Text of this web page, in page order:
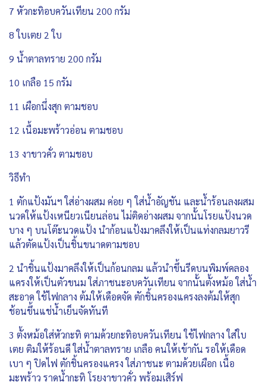
7 หัวกะทิอบควันเทียน 200 กรัม
8 ใบเตย 2 ใบ
9 น้ำตาลทราย 200 กรัม
10 เกลือ 15 กรัม
11 เผือกนึ่งสุก ตามชอบ
12 เนื้อมะพร้าวอ่อน ตามชอบ
13 งาขาวคั่ว ตามชอบ
วิธีทำ
1 ตักแป้งมันฯ ใส่อ่างผสม ค่อย ๆ ใส่น้ำอัญชัน และน้ำร้อนลงผสม
นวดให้แป้งเหนียวเนียนล่อน ไม่ติดอ่างผสม จากนั้นโรยแป้งนวด
บาง ๆ บนโต๊ะนวดแป้ง นำก้อนแป้งมาคลึงให้เป็นแท่งกลมยาวรี
แล้วตัดแป้งเป็นชิ้นขนาดตามชอบ
2 นำชิ้นแป้งมาคลึงให้เป็นก้อนกลม แล้วนำขึ้นรีดบนพิมพ์คลอง
แครงให้เป็นตัวขนม ใส่ภาชนะอบควันเทียน จากนั้นตั้งหม้อ ใส่น้ำ
สะอาด ใช้ไฟกลาง ต้มให้เดือดจัด ตักชิ้นครองแครงลงต้มให้สุก
ช้อนขึ้นแช่น้ำเย็นจัดทันที
3 ตั้งหม้อใส่หัวกะทิ ตามด้วยกะทิอบควันเทียน ใช้ไฟกลาง ใส่ใบ
เตย ติมให้ร้อนดี ใส่น้ำตาลทราย เกลือ คนให้เข้ากัน รอให้เดือด
เบา ๆ ปิดไฟ ตักชิ้นครองแครง ใส่ภาชนะ ตามด้วยเผือก เนื้อ
มะพร้าว ราดน้ำกะทิ โรยงาขาวคั่ว พร้อมเสิร์ฟ